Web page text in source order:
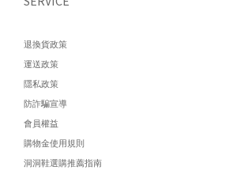
退換貨政策
運送政策
隱私政策
防詐騙宣導
會員權益
購物金使用規則
洞洞鞋選購推薦指南